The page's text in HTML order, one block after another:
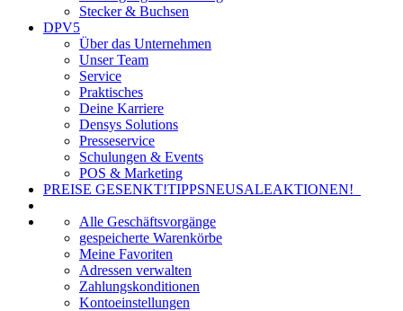
Stecker & Buchsen
DPV5
Über das Unternehmen
Unser Team
Service
Praktisches
Deine Karriere
Densys Solutions
Presseservice
Schulungen & Events
POS & Marketing
PREISE GESENKT!TIPPSNEUSALEAKTIONEN!
Alle Geschäftsvorgänge
gespeicherte Warenkörbe
Meine Favoriten
Adressen verwalten
Zahlungskonditionen
Kontoeinstellungen